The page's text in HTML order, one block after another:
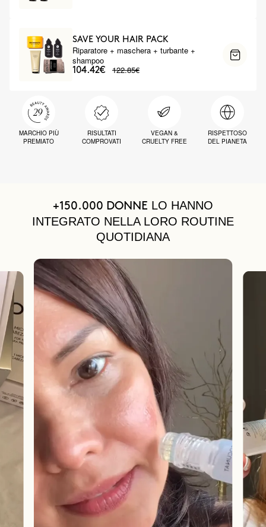
SAVE YOUR HAIR PACK
Riparatore + maschera + turbante +
shampoo
104.42€ 122.85€
MARCHIO PIÙ
PREMIATO
RISULTATI
COMPROVATI
VEGAN &
CRUELTY FREE
RISPETTOSO
DEL PIANETA
+150.000 DONNE LO HANNO
INTEGRATO NELLA LORO ROUTINE
QUOTIDIANA